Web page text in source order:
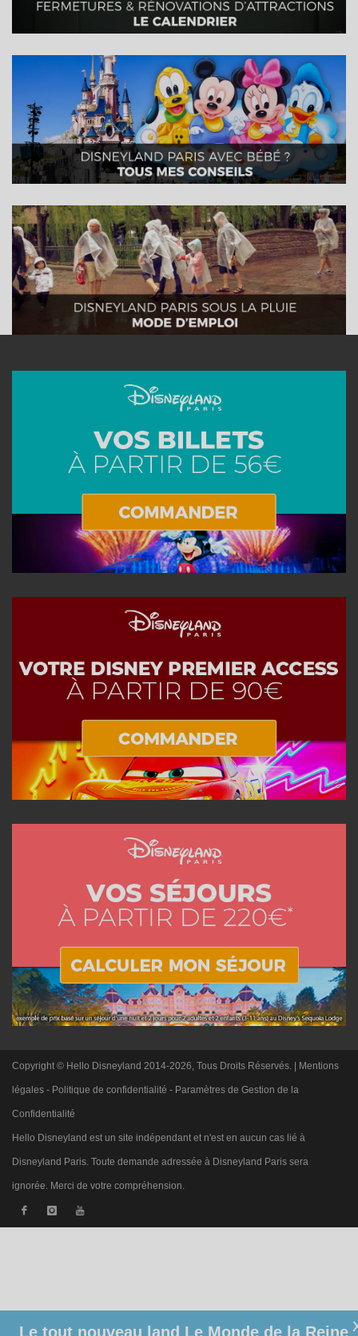
Copyright © Hello Disneyland 2014-2026, Tous Droits Réservés. | Mentions
légales - Politique de confidentialité - Paramètres de Gestion de la
Confidentialité
Hello Disneyland est un site indépendant et n'est en aucun cas lié à
Disneyland Paris. Toute demande adressée à Disneyland Paris sera
ignorée. Merci de votre compréhension.
Le tout nouveau land Le Monde de la Reine